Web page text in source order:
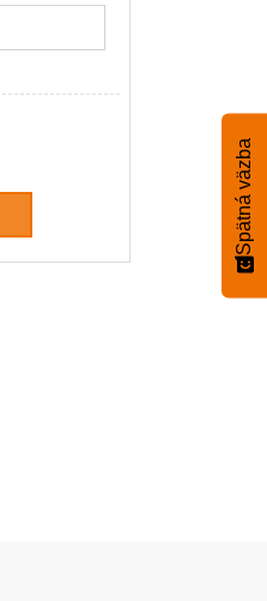
Spätná väzba